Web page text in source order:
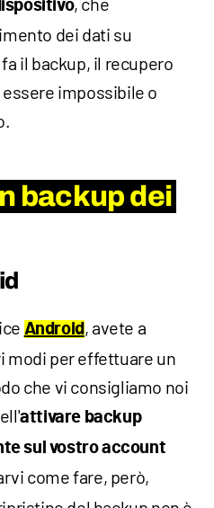
dei dati su
il backup, il recupero
impossibile o
backup dei
Android, avete a
modi per effettuare un
che vi consigliamo noi
attivare backup
sul vostro account
come fare, però,